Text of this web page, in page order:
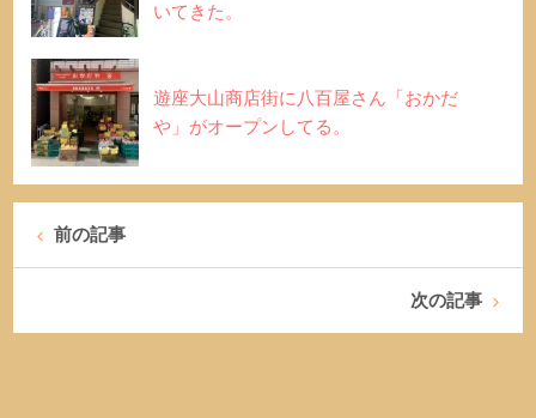
いてきた。
遊座大山商店街に八百屋さん「おかだ
や」がオープンしてる。
前の記事
次の記事